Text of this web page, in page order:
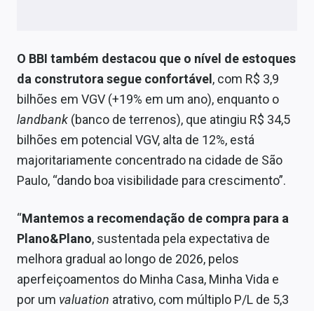
O BBI também destacou que o nível de estoques
da construtora segue confortável , com R$ 3,9
bilhões em VGV (+19% em um ano), enquanto o
landbank (banco de terrenos), que atingiu R$ 34,5
bilhões em potencial VGV, alta de 12%, está
majoritariamente concentrado na cidade de São
Paulo, “dando boa visibilidade para crescimento”.
“Mantemos a recomendação de compra para a
Plano&Plano, sustentada pela expectativa de
melhora gradual ao longo de 2026, pelos
aperfeiçoamentos do Minha Casa, Minha Vida e
por um valuation atrativo, com múltiplo P/L de 5,3